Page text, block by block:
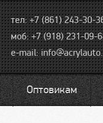
тел: +7 (861) 243-30-
моб: +7 (918) 231-09-
e-mail:
Оптовикам